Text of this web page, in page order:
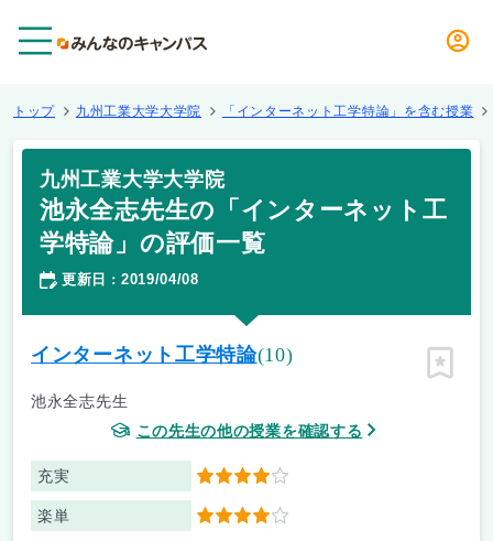
トップ 九州工業大学大学院 「インターネット工学特論」を含む授業
九州工業大学大学院
池永全志先生の「インターネット工
学特論」の評価一覧
更新日 ： 2019/04/08
インターネット工学特論(10)
池永全志先生
この先生の他の授業を確認する
充実 4
楽単 4
ピン留